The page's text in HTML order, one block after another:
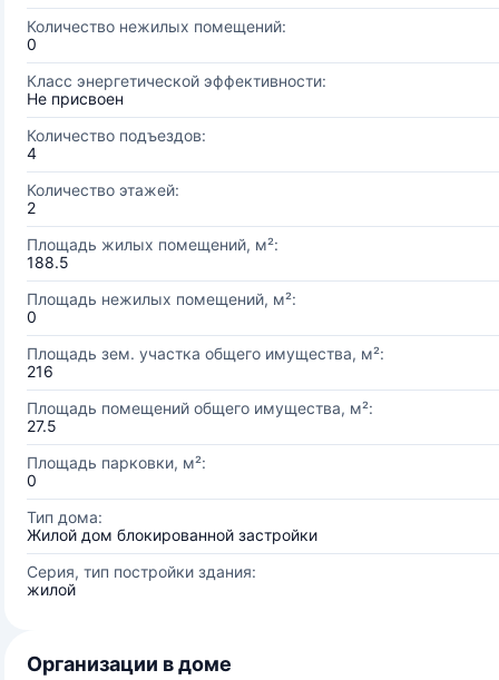
Количество нежилых помещений:
0
Класс энергетической эффективности:
Не присвоен
Количество подъездов:
4
Количество этажей:
2
Площадь жилых помещений, м²:
188.5
Площадь нежилых помещений, м²:
0
Площадь зем. участка общего имущества, м²:
216
Площадь помещений общего имущества, м²:
27.5
Площадь парковки, м²:
0
Тип дома:
Жилой дом блокированной застройки
Серия, тип постройки здания:
жилой
Организации в доме